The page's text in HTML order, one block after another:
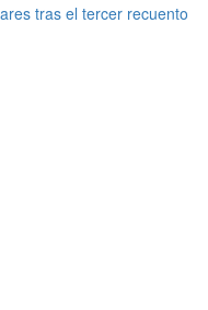
tras el tercer recuento